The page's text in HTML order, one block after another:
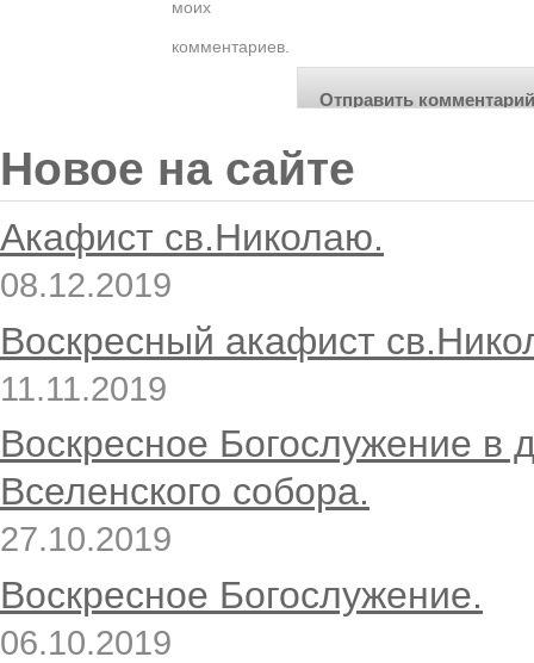
моих
комментариев.
Новое на сайте
Акафист св.Николаю.
08.12.2019
Воскресный акафист
11.11.2019
Воскресное Богослужение в
Вселенского собора.
27.10.2019
Воскресное Богослужение.
06.10.2019